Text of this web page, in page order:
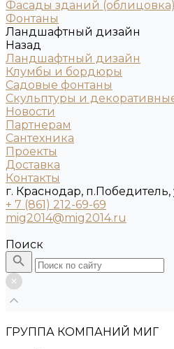
Фасады зданий (облицовка)
Фонтаны
Ландшафтный дизайн
Назад
Ландшафтный дизайн
Клумбы и бордюры
Садовые фонтаны
Скульптуры и
Новости
Партнерам
Сантехника
Проекты
Доставка
Контакты
г. Краснодар,
+ 7 (861) 212-69-69
mig2014@mig2014.ru
Поиск
ГРУППА КОМПАНИЙ МИГ